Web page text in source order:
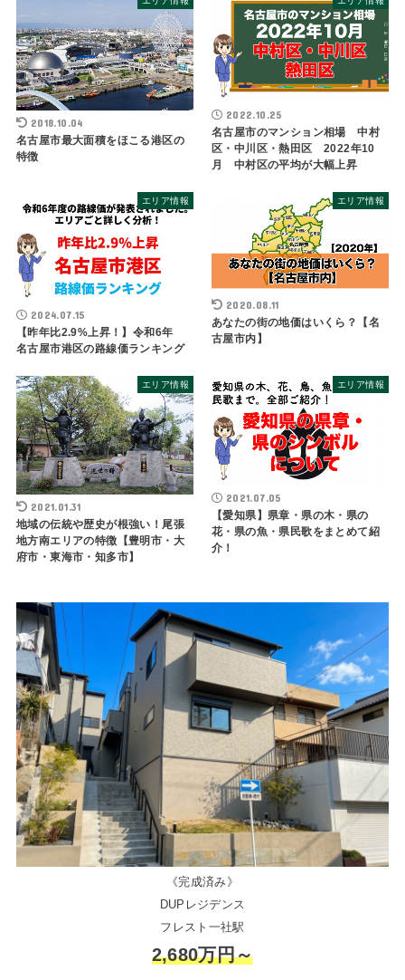
2018.10.04
名古屋市最大面積をほこる港区の
特徴
2022.10.25
名古屋市のマンション相場 中村
区・中川区・熱田区 2022年10
月 中村区の平均が大幅上昇
エリア情報
2024.07.15
【昨年比2.9%上昇！】令和6年
名古屋市港区の路線価ランキング
エリア情報
2020.08.11
あなたの街の地価はいくら？【名
古屋市内】
エリア情報
2021.01.31
地域の伝統や歴史が根強い！尾張
地方南エリアの特徴【豊明市・大
府市・東海市・知多市】
エリア情報
2021.07.05
【愛知県】県章・県の木・県の
花・県の魚・県民歌をまとめて紹
介！
《完成済み》
DUPレジデンス
フレスト一社駅
2,680万円～